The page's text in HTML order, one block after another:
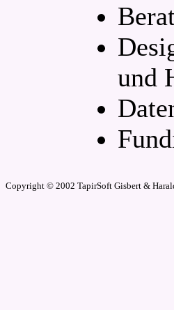
und
Copyright © 2002 TapirSoft Gisbert &